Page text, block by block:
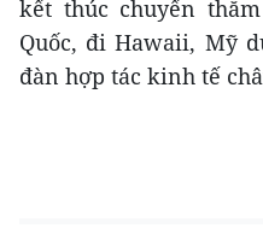
kết thúc chuyến
Quốc, đi Hawaii, Mỹ
đàn hợp tác kinh tế